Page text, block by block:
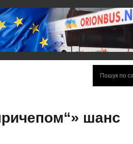
шанс